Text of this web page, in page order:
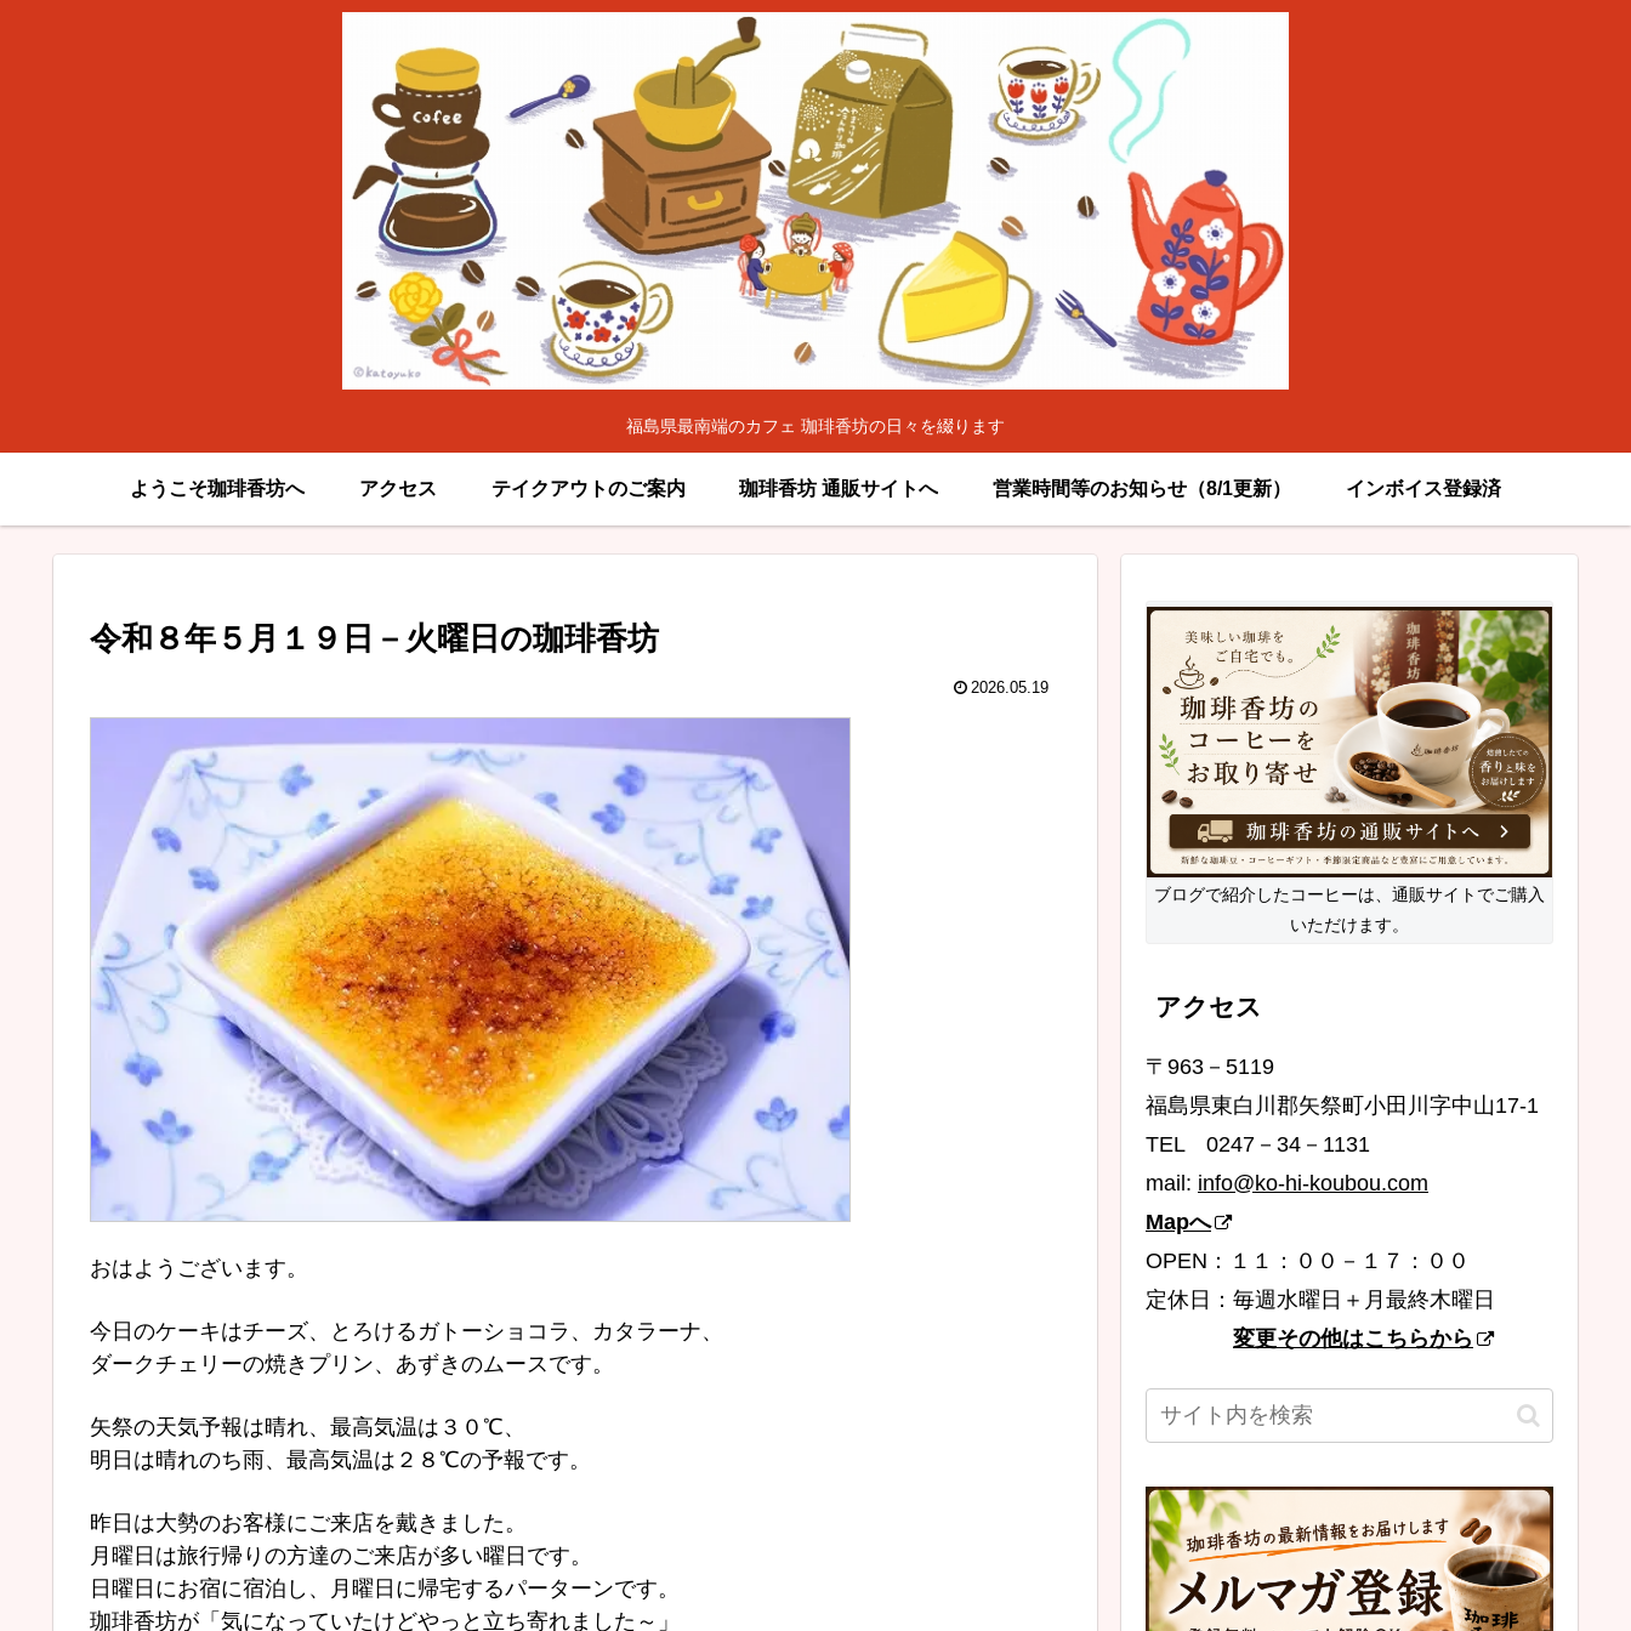
福島県最南端のカフェ 珈琲香坊の日々を綴ります
ようこそ珈琲香坊へ アクセス テイクアウトのご案内 珈琲香坊 通販サイトへ 営業時間等のお知らせ（8/1更新） インボイス登録済
令和８年５月１９日－火曜日の珈琲香坊
2026.05.19
おはようございます。
今日のケーキはチーズ、とろけるガトーショコラ、カタラーナ、
ダークチェリーの焼きプリン、あずきのムースです。
矢祭の天気予報は晴れ、最高気温は３０℃、
明日は晴れのち雨、最高気温は２８℃の予報です。
昨日は大勢のお客様にご来店を戴きました。
月曜日は旅行帰りの方達のご来店が多い曜日です。
日曜日にお宿に宿泊し、月曜日に帰宅するパーターンです。
珈琲香坊が「気になっていたけどやっと立ち寄れました～」
ブログで紹介したコーヒーは、通販サイトでご購入
いただけます。
アクセス
〒963－5119
福島県東白川郡矢祭町小田川字中山17-1
TEL 0247－34－1131
mail: info@ko-hi-koubou.com
Mapへ
OPEN：１１：００－１７：００
定休日：毎週水曜日＋月最終木曜日
変更その他はこちらから